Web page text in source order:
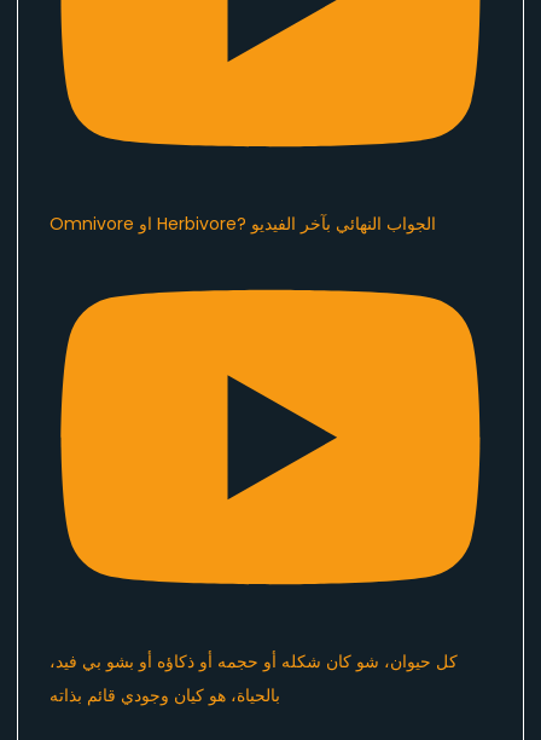
Omnivore او Herbivore? الجواب النهائي بآخر الفيديو
كل حيوان، شو كان شكله أو حجمه أو ذكاؤه أو بشو بي فيد،
بالحياة، هو كيان وجودي قائم بذاته